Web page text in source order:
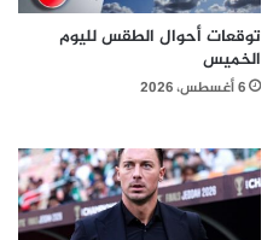
توقعات أحوال الطقس لليوم
الخميس
6 أغسطس، 2026